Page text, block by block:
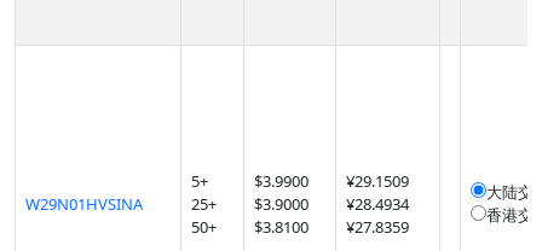
W29N01HVSINA
5+
25+
50+
$3.9900
$3.9000
$3.8100
¥29.1509
¥28.4934
¥27.8359
大陆交
香港交